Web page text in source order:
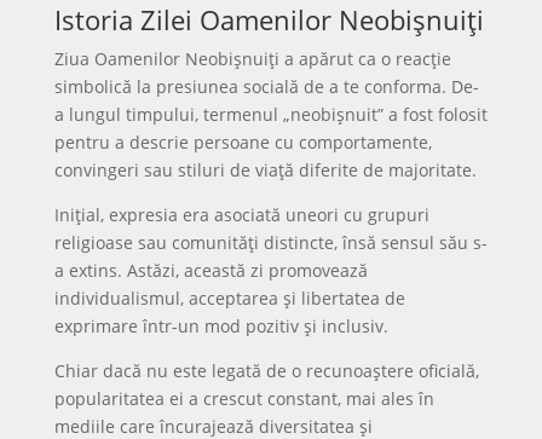
Istoria Zilei Oamenilor Neobișnuiți
Ziua Oamenilor Neobișnuiți a apărut ca o reacție
simbolică la presiunea socială de a te conforma. De-
a lungul timpului, termenul „neobișnuit” a fost folosit
pentru a descrie persoane cu comportamente,
convingeri sau stiluri de viață diferite de majoritate.
Inițial, expresia era asociată uneori cu grupuri
religioase sau comunități distincte, însă sensul său s-
a extins. Astăzi, această zi promovează
individualismul, acceptarea și libertatea de
exprimare într-un mod pozitiv și inclusiv.
Chiar dacă nu este legată de o recunoaștere oficială,
popularitatea ei a crescut constant, mai ales în
mediile care încurajează diversitatea și